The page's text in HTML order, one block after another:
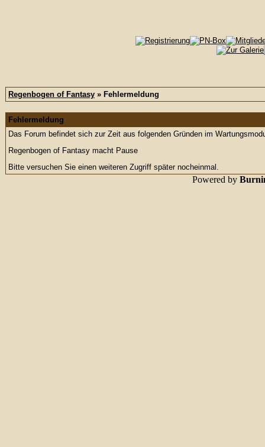
Regenbogen of Fantasy » Fehlermeldung
Fehlermeldung
Das Forum befindet sich zur Zeit aus folgenden Gründen im
Regenbogen of Fantasy macht Pause
Bitte versuchen Sie einen weiteren Zugriff später nocheinmal.
Powered by